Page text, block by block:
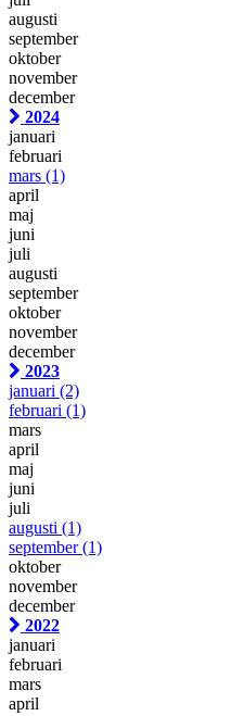
augusti
september
oktober
november
december
2024
januari
februari
mars (1)
april
maj
juni
juli
augusti
september
oktober
november
december
2023
januari (2)
februari (1)
mars
april
maj
juni
juli
augusti (1)
september(1)
oktober
november
december
2022
januari
februari
mars
april